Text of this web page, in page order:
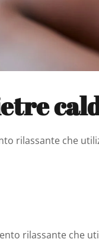
rilassante che
rilassante che